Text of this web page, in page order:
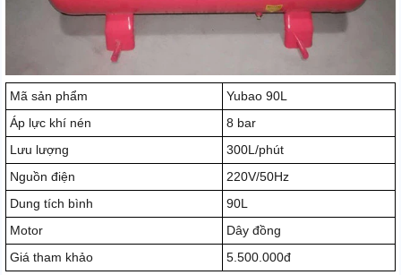
Mã sản phẩm
Yubao 90L
Áp lực khí nén
8 bar
Lưu lượng
300L/phút
Nguồn điện
220V/50Hz
Dung tích bình
90L
Motor
Dây đồng
Giá tham khảo
5.500.000đ